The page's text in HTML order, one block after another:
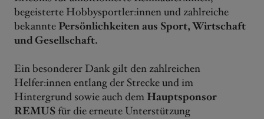
begeisterte Hobbysportler:innen und zahlreiche
bekannte Persönlichkeiten aus Sport, Wirtschaft
und Gesellschaft.
Ein besonderer Dank gilt den zahlreichen
Helfer:innen entlang der Strecke und im
Hintergrund sowie auch dem Hauptsponsor
REMUS für die erneute Unterstützung